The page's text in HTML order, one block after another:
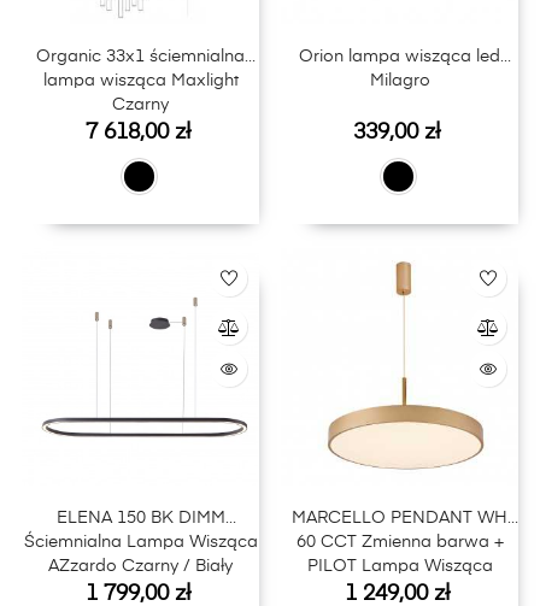
Organic 33x1 ściemnialna
lampa wisząca Maxlight
Czarny
Cena
7 618,00 zł
Orion lampa wisząca led
Milagro
Cena
339,00 zł
ELENA 150 BK DIMM
Ściemnialna Lampa Wisząca
AZzardo Czarny / Biały
Cena
1 799,00 zł
MARCELLO PENDANT WH
60 CCT Zmienna barwa +
PILOT Lampa Wisząca
AZzardo Złoty / biały
Cena
1 249,00 zł